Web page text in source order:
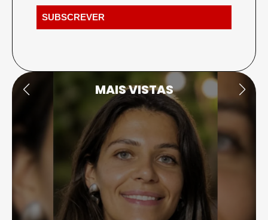
MAIS VISTAS